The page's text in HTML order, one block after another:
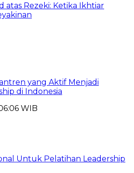
atas Rezeki: Ketika Ikhtiar
yang Aktif Menjadi
di Indonesia
WIB
Untuk Pelatihan Leadership